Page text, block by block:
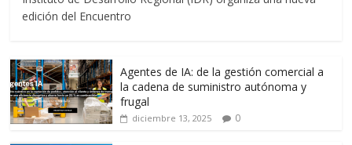
b
o
k
er l
p
p
m ti
r
edición del Encuentro
Agentes de IA: de la gestión comercial a
la cadena de suministro autónoma y
frugal
diciembre 13, 2025 0